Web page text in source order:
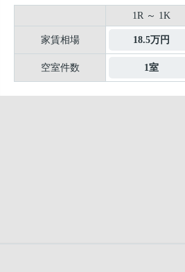
1R ～ 1K
家賃相場 18.5万円
空室件数 1室